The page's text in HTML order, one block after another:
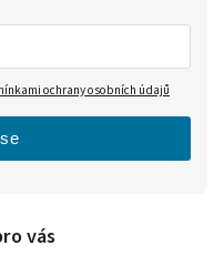
vás
ochrany osobních údajů